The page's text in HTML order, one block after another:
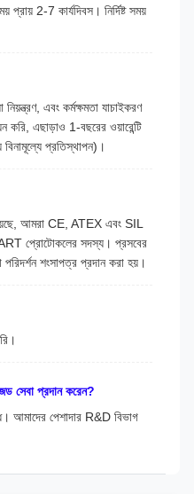
2-7 কার্যদিবস। নির্দিষ্ট সময়
এবং কর্মক্ষমতা যাচাইকরণ
করি, এছাড়াও 1-বছরের ওয়ারেন্টি
বিনামূল্যে প্রতিস্থাপন)।
আমরা CE, ATEX এবং SIL
প্রোটোকলের সদস্য। প্রসবের
শংসাপত্র প্রদান করা হয়।
সেবা প্রদান করেন?
পেশাদার R&D বিভাগ